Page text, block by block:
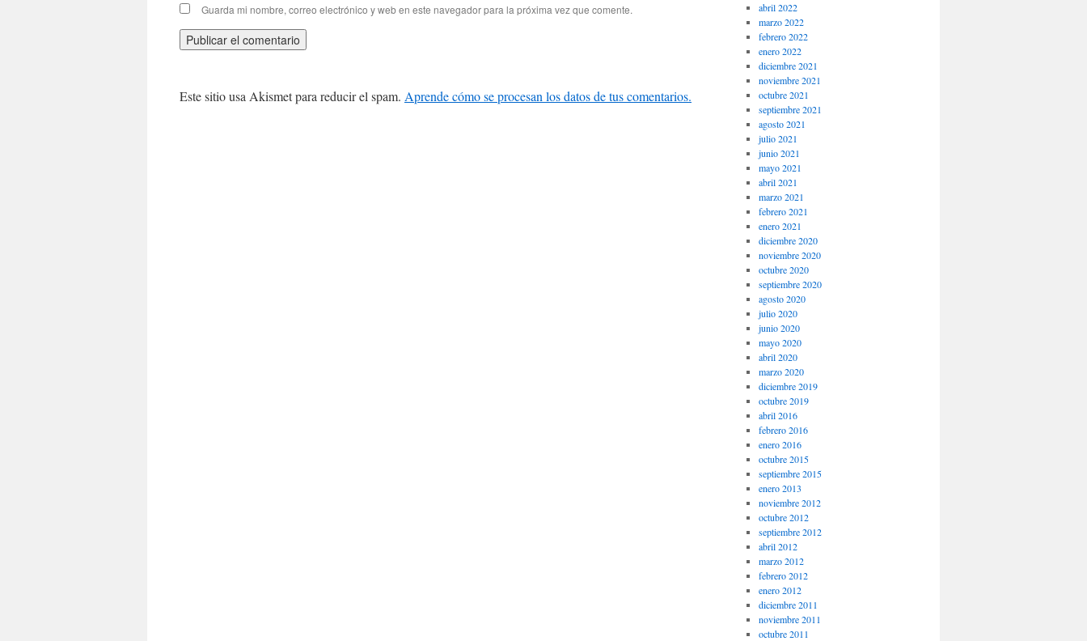
Guarda mi nombre, correo electrónico y web en este navegador para la próxima vez que comente.
Este sitio usa Akismet para reducir el spam. Aprende cómo se procesan los datos de tus comentarios.
abril 2022
marzo 2022
febrero 2022
enero 2022
diciembre 2021
noviembre 2021
octubre 2021
septiembre 2021
agosto 2021
julio 2021
junio 2021
mayo 2021
abril 2021
marzo 2021
febrero 2021
enero 2021
diciembre 2020
noviembre 2020
octubre 2020
septiembre 2020
agosto 2020
julio 2020
junio 2020
mayo 2020
abril 2020
marzo 2020
diciembre 2019
octubre 2019
abril 2016
febrero 2016
enero 2016
octubre 2015
septiembre 2015
enero 2013
noviembre 2012
octubre 2012
septiembre 2012
abril 2012
marzo 2012
febrero 2012
enero 2012
diciembre 2011
noviembre 2011
octubre 2011